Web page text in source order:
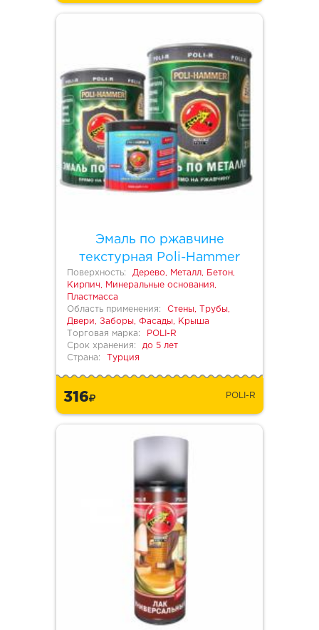
Эмаль по ржавчине
текстурная Poli-Hammer
Поверхность:
Дерево, Металл, Бетон,
Кирпич, Минеральные основания,
Пластмасса
Область применения:
Стены, Трубы,
Двери, Заборы, Фасады, Крыша
Торговая марка:
POLI-R
Срок хранения:
до 5 лет
Страна:
Турция
316 POLI-R